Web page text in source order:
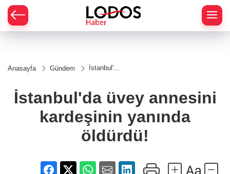
Anasayfa Gündem
İstanbul'da
kardeşinin
yanında
İstanbul'da üvey annesini
kardeşinin yanında
öldürdü!